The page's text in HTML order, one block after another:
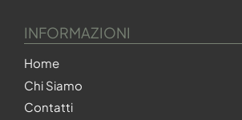
INFORMAZIONI
Home
Chi Siamo
Contatti